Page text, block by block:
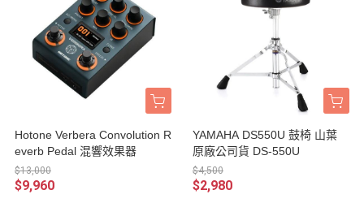
Hotone Verbera Convolution R
everb Pedal 混響效果器
$13,000
$9,960
YAMAHA DS550U 鼓椅 山葉
原廠公司貨 DS-550U
$4,500
$2,980